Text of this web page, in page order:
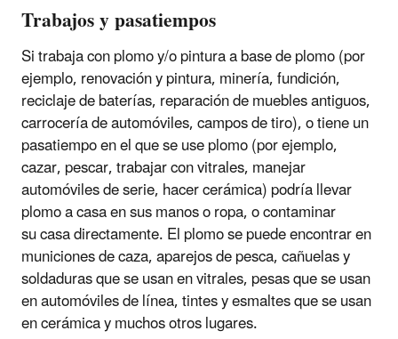
Trabajos y pasatiempos
Si trabaja con plomo y/o pintura a base de plomo (por
ejemplo, renovación y pintura, minería, fundición,
reciclaje de baterías, reparación de muebles antiguos,
carrocería de automóviles, campos de tiro), o tiene un
pasatiempo en el que se use plomo (por ejemplo,
cazar, pescar, trabajar con vitrales, manejar
automóviles de serie, hacer cerámica) podría llevar
plomo a casa en sus manos o ropa, o contaminar
su casa directamente. El plomo se puede encontrar en
municiones de caza, aparejos de pesca, cañuelas y
soldaduras que se usan en vitrales, pesas que se usan
en automóviles de línea, tintes y esmaltes que se usan
en cerámica y muchos otros lugares.